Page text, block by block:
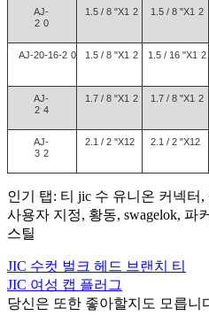
AJ-
2 0
1.5 / 8 "X1 2 1.5 / 8 "X1 2
AJ-20-16-2 0 1.5 / 8 "X1 2 1.5 / 16 "X1 2
AJ-
2 4
1.7 / 8 "X1 2 1.7 / 8 "X1 2
AJ-
3 2
2.1 / 2 "X12 2.1 / 2 "X12
인기 탭: 티 jic 수 유니온 커넥터
사용자 지정, 황동, swagelok, 파
스틸
JIC 수컷 벌크 헤드 브랜치 티
JIC 여성 캡 플러그
당신은 또한 좋아할지도 모릅니